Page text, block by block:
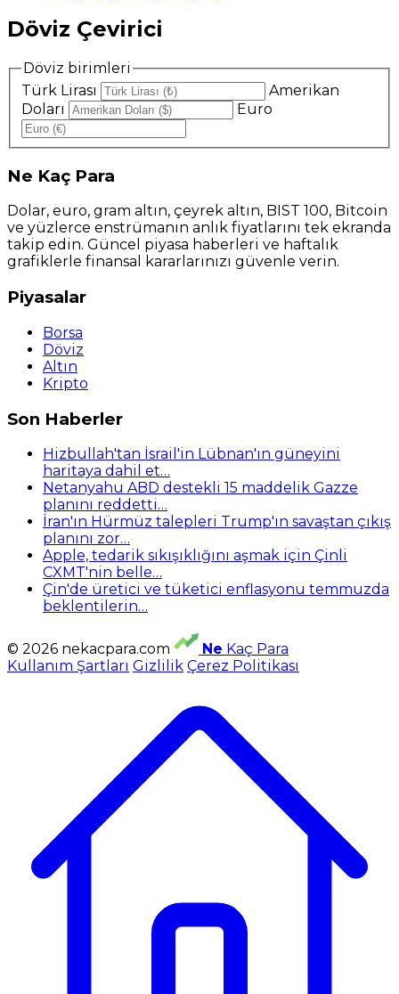
Döviz Çevirici
Döviz birimleri
Türk Lirası
Amerikan
Doları
Euro
Ne Kaç Para
Dolar, euro, gram altın, çeyrek altın, BIST 100, Bitcoin
ve yüzlerce enstrümanın anlık fiyatlarını tek ekranda
takip edin. Güncel piyasa haberleri ve haftalık
grafiklerle finansal kararlarınızı güvenle verin.
Piyasalar
Borsa
Döviz
Altın
Kripto
Son Haberler
Hizbullah'tan İsrail'in Lübnan'ın güneyini
haritaya dahil et…
Netanyahu ABD destekli 15 maddelik Gazze
planını reddetti…
İran'ın Hürmüz talepleri Trump'ın savaştan çıkış
planını zor…
Apple, tedarik sıkışıklığını aşmak için Çinli
CXMT'nin belle…
Çin'de üretici ve tüketici enflasyonu temmuzda
beklentilerin…
© 2026 nekacpara.com Ne Kaç Para
Kullanım Şartları Gizlilik Çerez Politikası